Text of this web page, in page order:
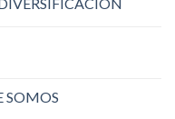
SOMOS